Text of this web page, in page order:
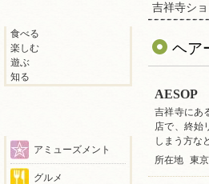
食べる
楽しむ
遊ぶ
知る
アミューズメント
グルメ
吉祥寺シ
ヘア
AESOP
吉祥寺にあ
店で、終始
しまう方な
所在地
東